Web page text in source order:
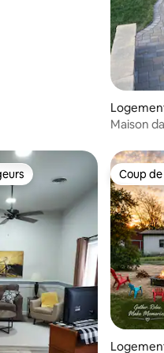
Maison
parmi les plus aimés Coup
Coup